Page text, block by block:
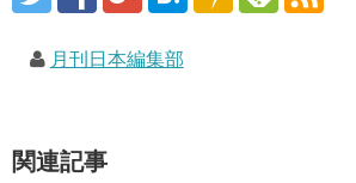
月刊日本編集部
関連記事